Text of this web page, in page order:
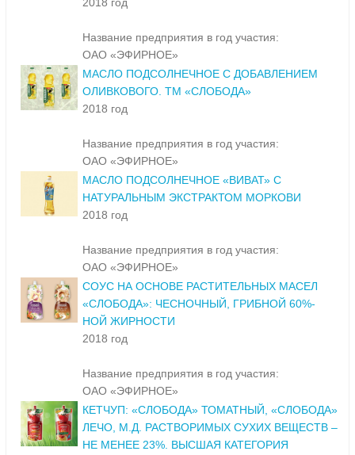
2018 год
Название предприятия в год участия:
ОАО «ЭФИРНОЕ»
МАСЛО ПОДСОЛНЕЧНОЕ С ДОБАВЛЕНИЕМ
ОЛИВКОВОГО. ТМ «СЛОБОДА»
2018 год
Название предприятия в год участия:
ОАО «ЭФИРНОЕ»
МАСЛО ПОДСОЛНЕЧНОЕ «ВИВАТ» С
НАТУРАЛЬНЫМ ЭКСТРАКТОМ МОРКОВИ
2018 год
Название предприятия в год участия:
ОАО «ЭФИРНОЕ»
СОУС НА ОСНОВЕ РАСТИТЕЛЬНЫХ МАСЕЛ
«СЛОБОДА»: ЧЕСНОЧНЫЙ, ГРИБНОЙ 60%-
НОЙ ЖИРНОСТИ
2018 год
Название предприятия в год участия:
ОАО «ЭФИРНОЕ»
КЕТЧУП: «СЛОБОДА» ТОМАТНЫЙ, «СЛОБОДА»
ЛЕЧО, М.Д. РАСТВОРИМЫХ СУХИХ ВЕЩЕСТВ –
НЕ МЕНЕЕ 23%. ВЫСШАЯ КАТЕГОРИЯ